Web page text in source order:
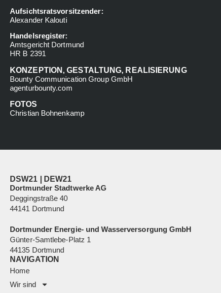
Aufsichtsratsvorsitzender:
Alexander Kalouti
Handelsregister:
Amtsgericht Dortmund
HR B 2391
KONZEPTION, GESTALTUNG, REALISIERUNG
Bounty Communication Group GmbH
agenturbounty.com
FOTOS
Christian Bohnenkamp
DSW21 | DEW21
Dortmunder Stadtwerke AG
Deggingstraße 40
44141 Dortmund
Dortmunder Energie- und Wasserversorgung GmbH
Günter-Samtlebe-Platz 1
44135 Dortmund
NAVIGATION
Home
Wir sind